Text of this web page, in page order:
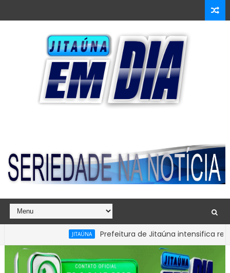
Prefeitura de Jitaúna intensifica